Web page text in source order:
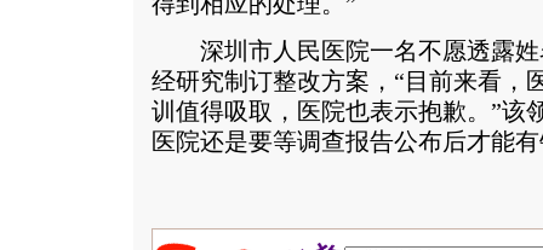
深圳市人民医院一名不愿透露姓
经研究制订整改方案，“目前来看，
训值得吸取，医院也表示抱歉。”该
医院还是要等调查报告公布后才能